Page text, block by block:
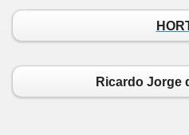
Ricardo Jorge